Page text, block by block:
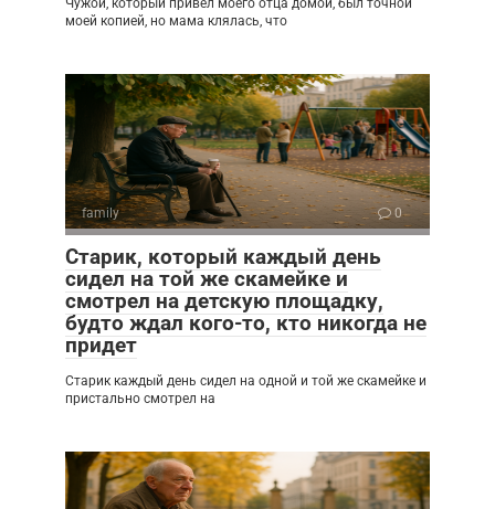
Чужой, который привёл моего отца домой, был точной
моей копией, но мама клялась, что
family 0
Старик, который каждый день
сидел на той же скамейке и
смотрел на детскую площадку,
будто ждал кого-то, кто никогда не
придет
Старик каждый день сидел на одной и той же скамейке и
пристально смотрел на